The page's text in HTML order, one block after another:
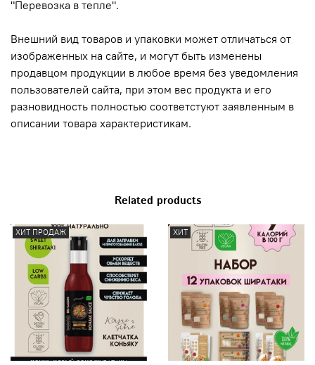
"Перевозка в тепле".
Внешний вид товаров и упаковки может отличаться от
изображенных на сайте, и могут быть изменены
продавцом продукции в любое время без уведомления
пользователей сайта, при этом вес продукта и его
разновидность полностью соответстуют заявленным в
описании товара характеристикам.
Related products
ХИТ ПРОДАЖ ХИТ